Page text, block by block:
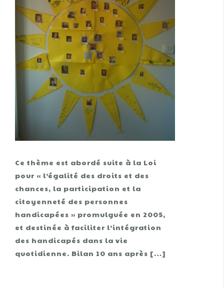
Ce thème est abordé suite à la Loi
pour « l’égalité des droits et des
chances, la participation et la
citoyenneté des personnes
handicapées » promulguée en 2005,
et destinée à faciliter l’intégration
des handicapés dans la vie
quotidienne. Bilan 10 ans après […]